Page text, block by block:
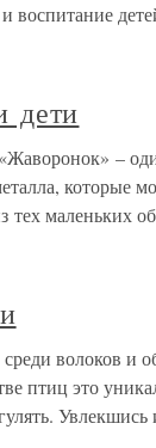
воспитание
–
которые
тех маленьких
волоков и
птиц это
Увлекшись